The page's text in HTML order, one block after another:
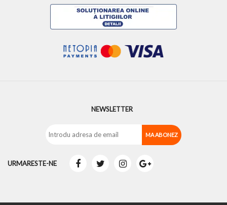
NEWSLETTER
URMARESTE-NE